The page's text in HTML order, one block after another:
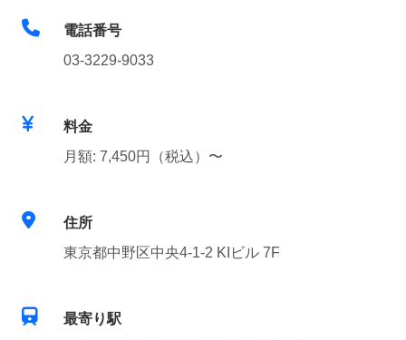
電話番号
03-3229-9033
料金
月額: 7,450円（税込）〜
住所
東京都中野区中央4-1-2 KIビル 7F
最寄り駅